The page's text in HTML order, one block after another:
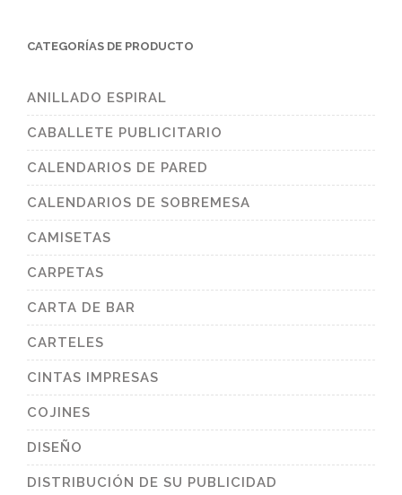
CATEGORÍAS DE PRODUCTO
ANILLADO ESPIRAL
CABALLETE PUBLICITARIO
CALENDARIOS DE PARED
CALENDARIOS DE SOBREMESA
CAMISETAS
CARPETAS
CARTA DE BAR
CARTELES
CINTAS IMPRESAS
COJINES
DISEÑO
DISTRIBUCIÓN DE SU PUBLICIDAD